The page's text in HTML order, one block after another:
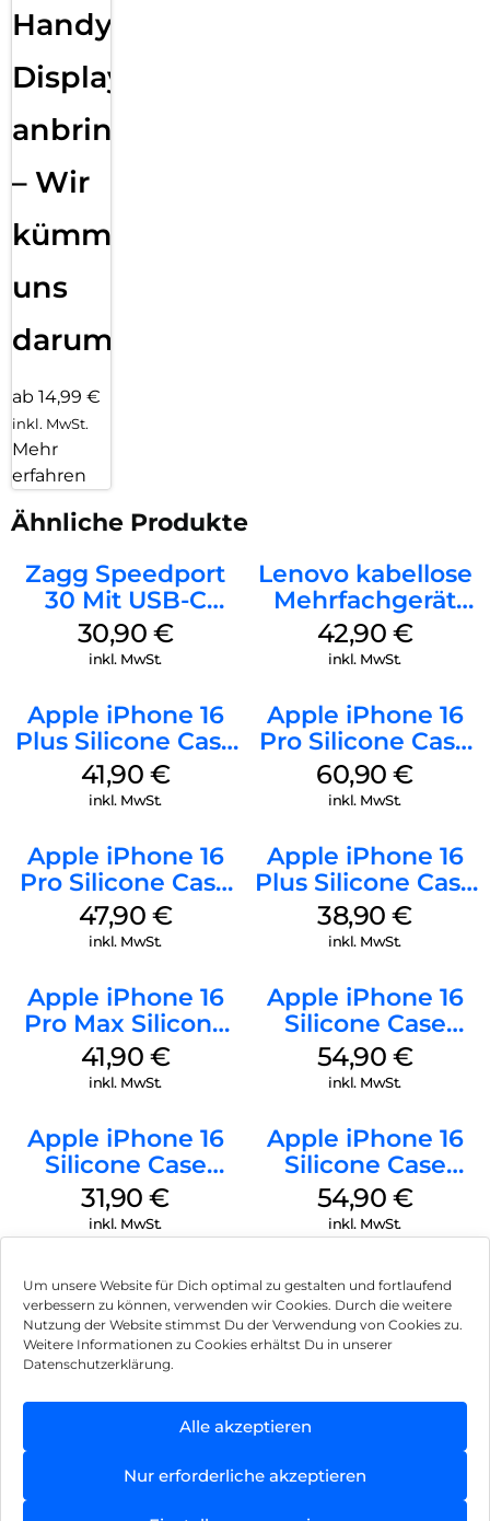
Um unsere Website für Dich optimal zu gestalten und fortlaufend
verbessern zu können, verwenden wir Cookies. Durch die weitere
Nutzung der Website stimmst Du der Verwendung von Cookies zu.
Weitere Informationen zu Cookies erhältst Du in unserer
Datenschutzerklärung.
Alle akzeptieren
Nur erforderliche akzeptieren
Handy
Displayfolie
anbringen
– Wir
kümmern
uns
darum!
ab 14,99 €
inkl. MwSt.
Mehr
erfahren
Ähnliche Produkte
Zagg Speedport
30 Mit USB-C
Kabel Weiß
30,90 €
inkl. MwSt.
Lenovo kabellose
Mehrfachgerät
Luna Grey
42,90 €
inkl. MwSt.
Apple iPhone 16
Plus Silicone Case
MagSafe Stone
Gray
41,90 €
inkl. MwSt.
Apple iPhone 16
Pro Silicone Case
MagSafe Stone
Gray
60,90€
inkl. MwSt.
Apple iPhone 16
Pro Silicone Case
MagSafe Denim
47,90 €
inkl. MwSt.
Apple iPhone 16
Plus Silicone Case
MagSafe Denim
38,90€
inkl. MwSt.
Apple iPhone 16
Pro Max Silicone
Case MagSafe
Ultramarine
41,90 €
inkl. MwSt.
Apple iPhone 16
Silicone Case
MagSafe Black
54,90 €
inkl. MwSt.
Apple iPhone 16
Silicone Case
MagSafe Fuchsia
31,90€
inkl. MwSt.
Apple iPhone 16
Silicone Case
MagSafe Lake
Green
54,90 €
inkl. MwSt.
Impressum
Hinweis zur Batterieentsorgung